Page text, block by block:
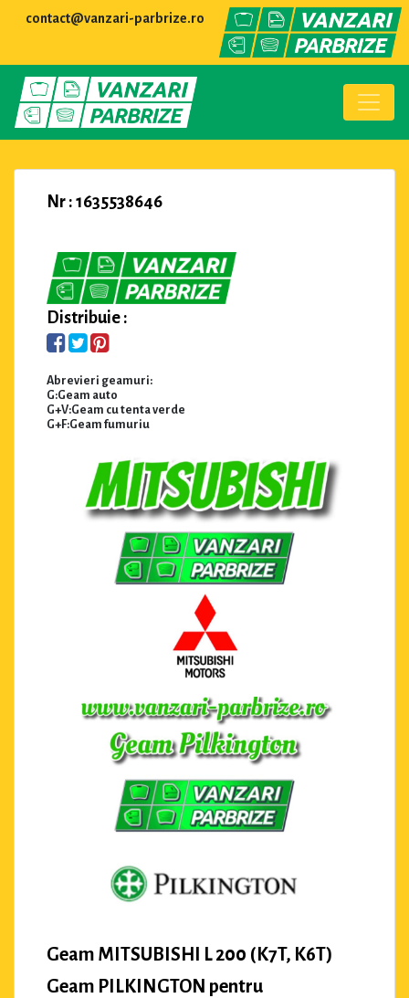
contact@vanzari-parbrize.ro
Nr : 1635538646
Distribuie :
Abrevieri geamuri:
G:Geam auto
G+V:Geam cu tenta verde
G+F:Geam fumuriu
Geam MITSUBISHI L 200 (K7T, K6T)
Geam PILKINGTON pentru